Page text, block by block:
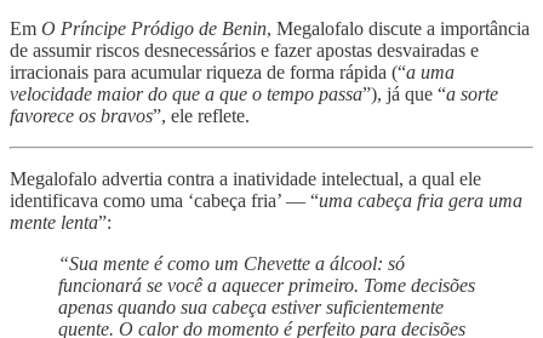
Em O Príncipe Pródigo de Benin, Megalofalo discute a importância
de assumir riscos desnecessários e fazer apostas desvairadas e
irracionais para acumular riqueza de forma rápida (“a uma
velocidade maior do que a que o tempo passa”), já que “a sorte
favorece os bravos”, ele reflete.
Megalofalo advertia contra a inatividade intelectual, a qual ele
identificava como uma ‘cabeça fria’ — “uma cabeça fria gera uma
mente lenta”:
“Sua mente é como um Chevette a álcool: só
funcionará se você a aquecer primeiro. Tome decisões
apenas quando sua cabeça estiver suficientemente
quente. O calor do momento é perfeito para decisões